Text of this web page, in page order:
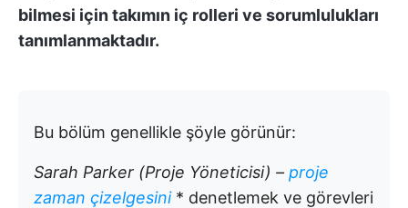
bilmesi için takımın iç rolleri ve sorumlulukları
tanımlanmaktadır.
Bu bölüm genellikle şöyle görünür:
Sarah Parker (Proje Yöneticisi) – proje
zaman çizelgesini* denetlemek ve görevleri